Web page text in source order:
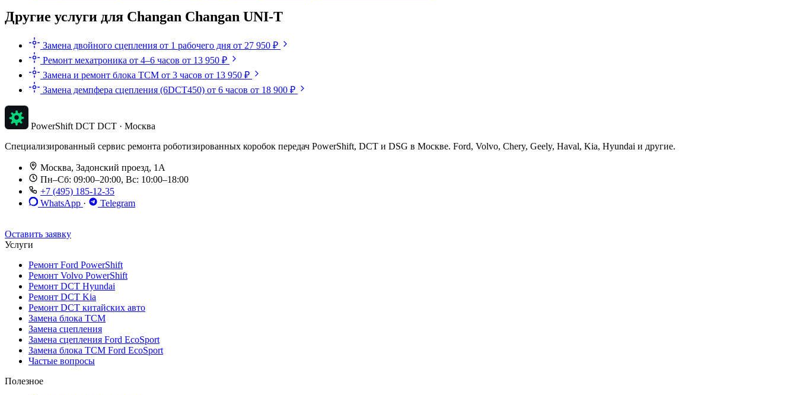
Другие услуги для Changan Changan UNI-T
Замена двойного сцепления от 1 рабочего дня от 27 950 ₽
Ремонт мехатроника от 4–6 часов от 13 950 ₽
Замена и ремонт блока TCM от 3 часов от 13 950 ₽
Замена демпфера сцепления (6DCT450) от 6 часов от 18 900 ₽
PowerShift DCT DCT · Москва
Специализированный сервис ремонта роботизированных коробок передач PowerShift, DCT и DSG в Москве. Ford, Volvo, Chery, Geely, Haval, Kia, Hyundai и другие.
Москва, Задонский проезд, 1А
Пн–Сб: 09:00–20:00, Вс: 10:00–18:00
+7 (495) 185-12-35
WhatsApp ·
Telegram
Оставить заявку
Услуги
Ремонт Ford PowerShift
Ремонт Volvo PowerShift
Ремонт DCT Hyundai
Ремонт DCT Kia
Ремонт DCT китайских авто
Замена блока TCM
Замена сцепления
Замена сцепления Ford EcoSport
Замена блока TCM Ford EcoSport
Частые вопросы
Полезное